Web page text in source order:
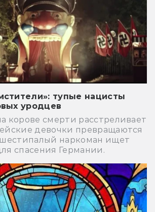
тупые нацисты
уродцев
корове смерти расстреливает
девочки превращаются
наркоман ищет
спасения Германии.